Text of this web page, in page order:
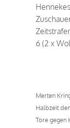
Hennekes
6 (2 x
Merten
Halbzeit
Tore gegen